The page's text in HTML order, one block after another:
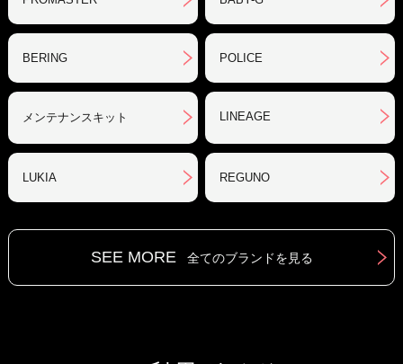
BERING POLICE
メンテナンスキット LINEAGE
LUKIA REGUNO
SEE MORE 全てのブランドを見る